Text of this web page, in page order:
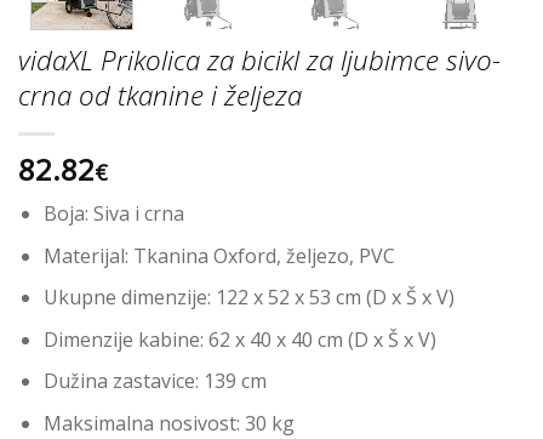
vidaXL Prikolica za bicikl za ljubimce sivo-
crna od tkanine i željeza
82.82€
Boja: Siva i crna
Materijal: Tkanina Oxford, željezo, PVC
Ukupne dimenzije: 122 x 52 x 53 cm (D x Š x V)
Dimenzije kabine: 62 x 40 x 40 cm (D x Š x V)
Dužina zastavice: 139 cm
Maksimalna nosivost: 30 kg